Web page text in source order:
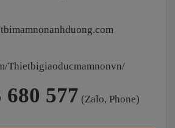
Thietbigiaoducmamnonvn/
680 577 (Zalo, Phone)